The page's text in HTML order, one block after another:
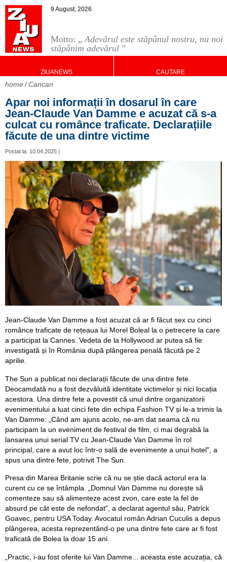
Motto: „Adevărul este stăpânul nostru, nu noi
stăpânim adevărul ”
9 August, 2026
ZIUANEWS CAUTARE
home Cancan
Apar noi informații în dosarul în care
Jean-Claude Van Damme e acuzat că s-a
culcat cu românce traficate. Declarațiile
făcute de una dintre victime
Postat la: 10.04.2025 |
Jean-Claude Van Damme a fost acuzat că ar fi făcut sex cu cinci
românce traficate de rețeaua lui Morel Boleal la o petrecere la care
a participat la Cannes. Vedeta de la Hollywood ar putea să fie
investigată și în România după plângerea penală făcută pe 2
aprilie.
The Sun a publicat noi declarații făcute de una dintre fete.
Deocamdată nu a fost dezvăluită identitate victimelor și nici locația
acestora. Una dintre fete a povestit că unul dintre organizatorii
evenimentului a luat cinci fete din echipa Fashion TV și le-a trimis la
Van Damme: „Când am ajuns acolo, ne-am dat seama că nu
participam la un eveniment de festival de film, ci mai degrabă la
lansarea unui serial TV cu Jean-Claude Van Damme în rol
principal, care a avut loc într-o sală de evenimente a unui hotel", a
spus una dintre fete, potrivit The Sun.
Presa din Marea Britanie scrie că nu se știe dacă actorul era la
curent cu ce se întâmpla. „Domnul Van Damme nu dorește să
comenteze sau să alimenteze acest zvon, care este la fel de
absurd pe cât este de nefondat", a declarat agentul său, Patrick
Goavec, pentru USA Today. Avocatul român Adrian Cuculis a depus
plângerea, acesta reprezentând-o pe una dintre fete care ar fi fost
traficată de Bolea la doar 15 ani.
„Practic, i-au fost oferite lui Van Damme... aceasta este acuzația, că